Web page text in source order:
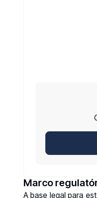
Marco
A base legal para